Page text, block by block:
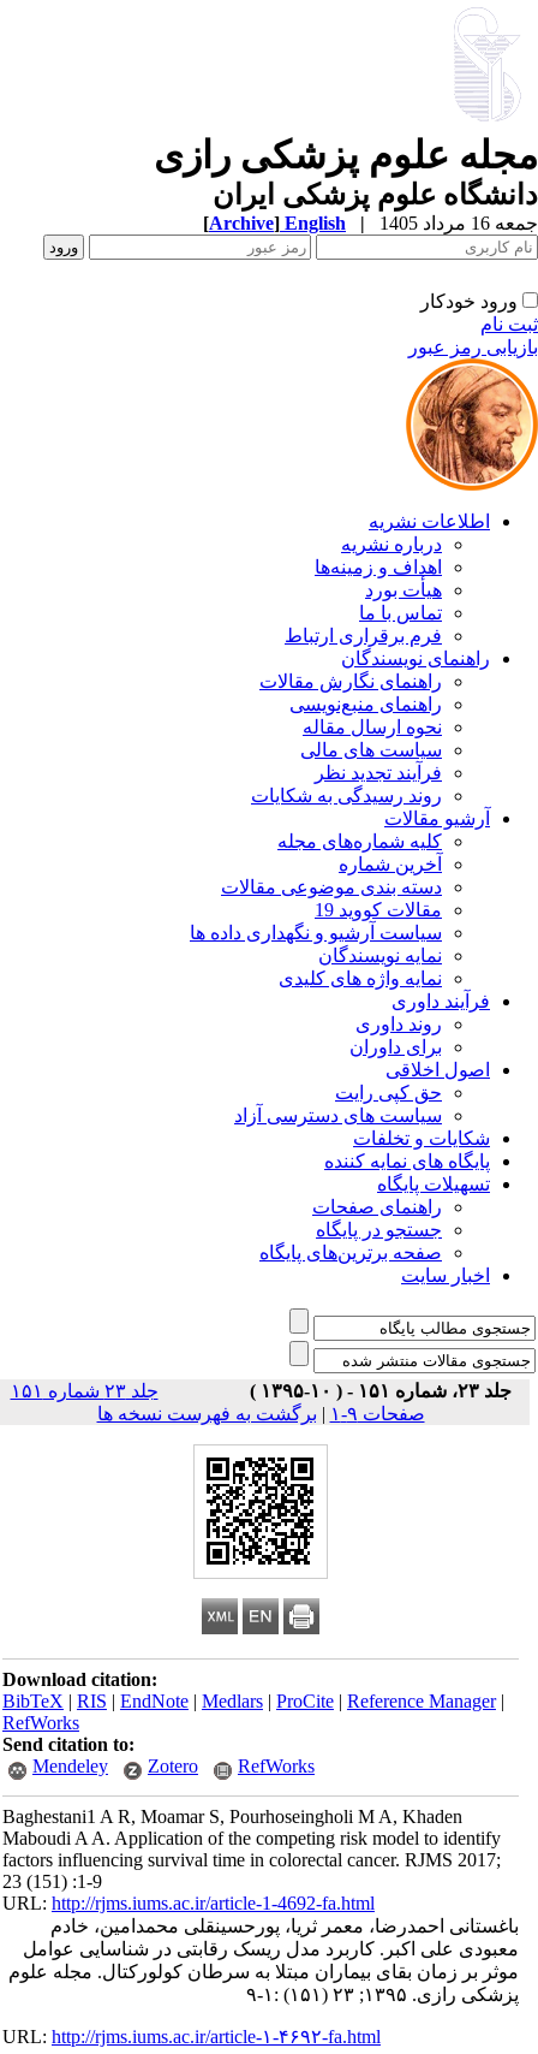
علوم پزشکی رازی
علوم پزشکی ایران
مرداد 1405 |
English
[Archive]
ورود خودکار
نام
رمز عبور
اطلاعات نشریه
درباره نشریه
اهداف و زمینه‌ها
هیأت بورد
تماس با ما
فرم برقراری ارتباط
راهنمای نویسندگان
راهنمای نگارش مقالات
راهنمای منبع‌نویسی
نحوه ارسال مقاله
سیاست های مالی
فرآیند تجدید نظر
روند رسیدگی به شکایات
آرشیو مقالات
کلیه شماره‌های مجله
آخرین شماره
دسته بندی موضوعی مقالات
مقالات کووید 19
سیاست آرشیو و نگهداری داده ها
نمایه نویسندگان
نمایه واژه های کلیدی
فرآیند داوری
روند داوری
برای داوران
اصول اخلاقی
حق کپی رایت
سیاست های دسترسی آزاد
شکایات و تخلفات
پایگاه های نمایه کننده
تسهیلات پایگاه
راهنمای صفحات
جستجو در پایگاه
صفحه برترین‌های پایگاه
اخبار سایت
جلد ۲۳، شماره ۱۵۱ - ( ۱۰-۱۳۹۵ )
جلد ۲۳ شماره ۱۵۱
صفحات ۹-۱
| برگشت به فهرست نسخه ها
Download citation:
BibTeX|RIS|EndNote|Medlars|ProCite|Reference Manager
RefWorks
Send citation to:
Mendeley
Zotero RefWorks
Baghestani1 A R, Moamar S, Pourhoseingholi M A, Khaden
Maboudi A A. Application of the competing risk model to identify
factors influencing survival time in colorectal cancer. RJMS 2017;
23 (151) :1-9
URL:http://rjms.iums.ac.ir/article-1-4692-fa.html
باغستانی احمدرضا، معمر ثریا، پورحسینقلی محمدامین، خادم
معبودی علی اکبر. کاربرد مدل ریسک رقابتی در شناسایی عوامل
موثر بر زمان بقای بیماران مبتلا به سرطان کولورکتال. مجله علوم
پزشکی رازی. ۱۳۹۵; ۲۳ (۱۵۱) :۱-۹
URL:http://rjms.iums.ac.ir/article-۱-۴۶۹۲-fa.html